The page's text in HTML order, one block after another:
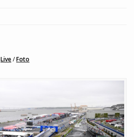
Live/Foto